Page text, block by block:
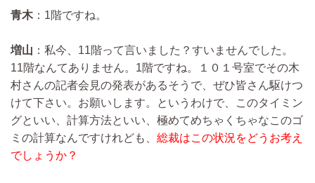
青木：1階ですね。
増山 ：私今、11階って言いました？すいませんでした。
11階なんてありません。1階ですね。１０１号室でその木
村さんの記者会見の発表があるそうで、ぜひ皆さん駆けつ
けて下さい。お願いします。というわけで、このタイミン
グといい、計算方法といい、極めてめちゃくちゃなこのゴ
ミの計算なんですけれども、 総裁はこの状況をどうお考え
でしょうか？